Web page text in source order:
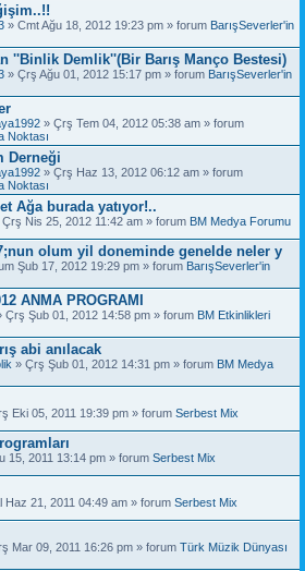
» Cmt Ağu 18, 2012 19:23 pm » forum BarışSeverler'in
''Binlik Demlik''(Bir Barış Manço Bestesi)
» Çrş Ağu 01, 2012 15:17 pm » forum BarışSeverler'in
» Çrş Tem 04, 2012 05:38 am » forum
Noktası
Derneği
» Çrş Haz 13, 2012 06:12 am » forum
Noktası
Ağa burada yatıyor!..
Çrş Nis 25, 2012 11:42 am » forum BM Medya Forumu
olum yil doneminde genelde neler y
Şub 17, 2012 19:29 pm » forum BarışSeverler'in
ANMA PROGRAMI
Çrş Şub 01, 2012 14:58 pm » forum BM Etkinlikleri
abi anılacak
» Çrş Şub 01, 2012 14:31 pm » forum BM Medya
Eki 05, 2011 19:39 pm » forum Serbest Mix
15, 2011 13:14 pm » forum Serbest Mix
Haz 21, 2011 04:49 am » forum Serbest Mix
Mar 09, 2011 16:26 pm » forum Türk Müzik Dünyası